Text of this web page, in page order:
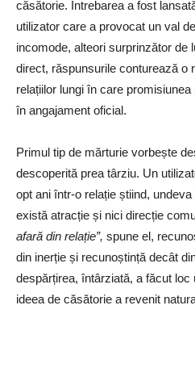
căsătorie. Întrebarea a fost
utilizator care a provocat un val
incomode, alteori surprinzător de
direct, răspunsurile conturează o
relațiilor lungi în care
în angajament oficial.
Primul tip de mărturie vorbește
descoperită prea târziu. Un
opt ani într-o relație știind,
există atracție și nici direcție
afară din relație”, spune el,
din inerție și recunoștință decât
despărțirea, întârziată, a făcut loc
ideea de căsătorie a revenit